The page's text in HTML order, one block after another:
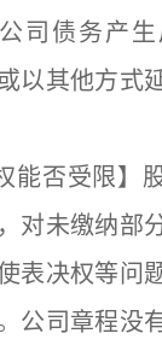
债务产生
以其他方式
否受限】
对未缴纳部
表决权等问
公司章程没